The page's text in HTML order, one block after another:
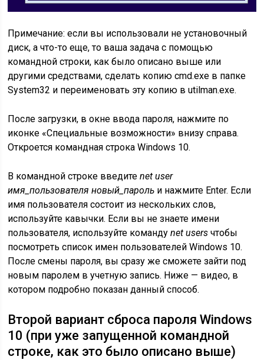
Примечание: если вы использовали не установочный
диск, а что-то еще, то ваша задача с помощью
командной строки, как было описано выше или
другими средствами, сделать копию cmd.exe в папке
System32 и переименовать эту копию в utilman.exe.
После загрузки, в окне ввода пароля, нажмите по
иконке «Специальные возможности» внизу справа.
Откроется командная строка Windows 10.
В командной строке введитеnet user
имя_пользователя новый_пароль и нажмите Enter. Если
имя пользователя состоит из нескольких слов,
используйте кавычки. Если вы не знаете имени
пользователя, используйте командуnet users чтобы
посмотреть список имен пользователей Windows 10.
После смены пароля, вы сразу же сможете зайти под
новым паролем в учетную запись. Ниже — видео, в
котором подробно показан данный способ.
Второй вариант сброса пароля Windows
10 (при уже запущенной командной
строке, как это было описано выше)